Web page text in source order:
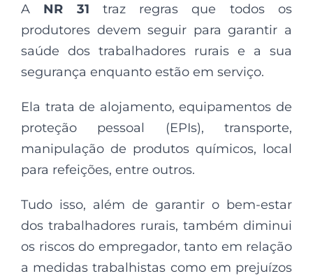
A NR 31 traz regras que todos os
produtores devem seguir para garantir a
saúde dos trabalhadores rurais e a sua
segurança enquanto estão em serviço.
Ela trata de alojamento, equipamentos de
proteção pessoal (EPIs), transporte,
manipulação de produtos químicos, local
para refeições, entre outros.
Tudo isso, além de garantir o bem-estar
dos trabalhadores rurais, também diminui
os riscos do empregador, tanto em relação
a medidas trabalhistas como em prejuízos